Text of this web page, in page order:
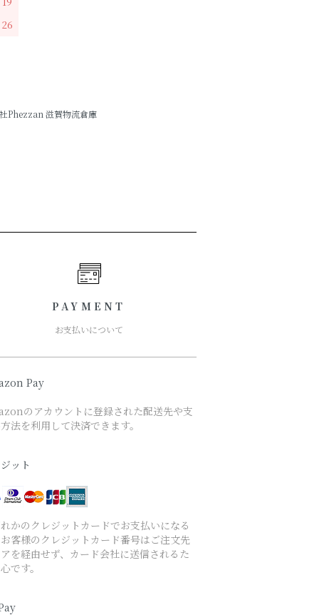
26
Phezzan 滋賀物流倉庫
PAYMENT
お支払いについて
Pay
のアカウントに登録された配送先や支
法を利用して決済できます。
ット
かのクレジットカードでお支払いになる
客様のクレジットカード番号はご注文先
を経由せず、カード会社に送信されるた
です。